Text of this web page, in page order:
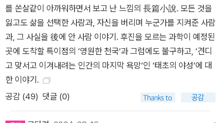
돌던 경주는 삼애원 뒷산으로 향하는 의문의 발자국을 발견한다.
그리고 그 발자국의 끝, 새벽녘의 차가운 눈밭 위에서 숙소에서
자고 있어야 할 제이가 피투성이가 되어 발견된다. 경주에게 업혀
병원으로 이동하는 중 제이는 의식이 오가는 상황에서 해상의 이
름을 부른다. “나는 영원히 살고 싶어서 롤라에 온 게 아닙니다.
그저 도망친 겁니다. 그것도 아주 성급하게. 이곳에 와서야 궁금
해지기 시작했어요. 그때 도망치지 않았다면 어땠을까. 나는 어떤
실마리라도 찾지 않았을까.” 그 이해가 왜 그리 중요한지, 나는 이
를 쏜살같이 아까워하면서 보고 난 느낌의 長篇小說. 모든 것을
잃고도 삶을 선택한 사람과, 자신을 버리며 누군가를 지켜준 사람
과, 그 사실을 後에 안 사람 이야기. 후진을 모르는 과학이 예정된
곳에 도착할 특이점의 ‘영원한 천국‘과 그럼에도 불구하고, ‘견디
고 맞서고 이겨내려는 인간의 마지막 욕망‘인 ‘태초의 야성‘에 대
한 이야기.
공감 (49) 댓글 (0)